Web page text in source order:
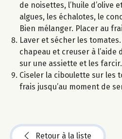
de noisettes, l’huile d’olive
algues, les échalotes, le
Bien mélanger. Placer au
Laver et sécher les
chapeau et creuser à l’aide
sur une assiette et les farcir.
Ciseler la ciboulette sur les
frais jusqu’au moment de
Retour à la liste